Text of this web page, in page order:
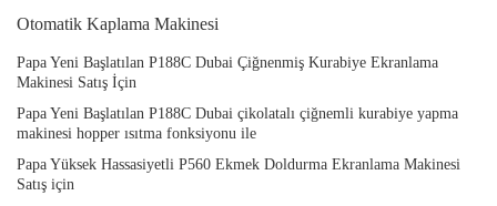
Otomatik Kaplama Makinesi
Papa Yeni Başlatılan P188C Dubai Çiğnenmiş Kurabiye Ekranlama
Makinesi Satış İçin
Papa Yeni Başlatılan P188C Dubai çikolatalı çiğnemli kurabiye yapma
makinesi hopper ısıtma fonksiyonu ile
Papa Yüksek Hassasiyetli P560 Ekmek Doldurma Ekranlama Makinesi
Satış için